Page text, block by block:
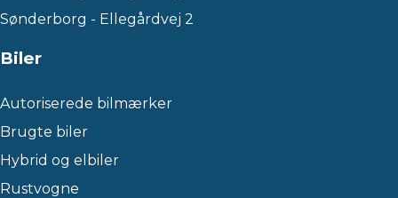
Sønderborg - Ellegårdvej 2
Biler
Autoriserede bilmærker
Brugte biler
Hybrid og elbiler
Rustvogne